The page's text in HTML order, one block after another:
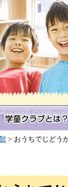
クラブとは？
> おうちでじどう